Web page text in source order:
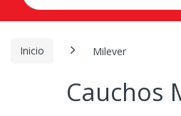
Inicio Milever
Cauchos